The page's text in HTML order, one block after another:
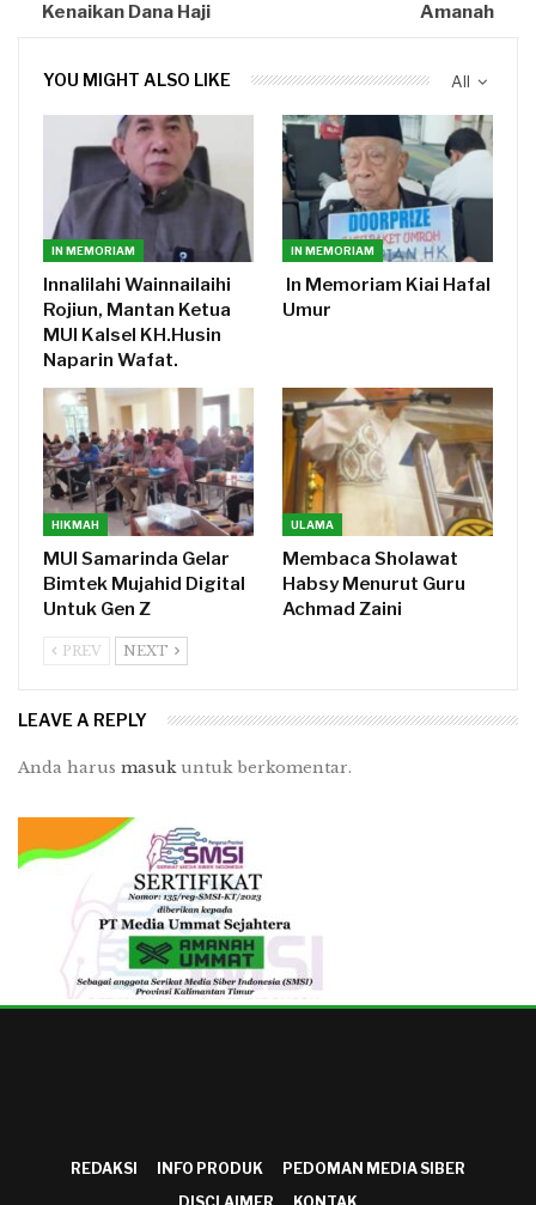
Kenaikan Dana Haji
Amanah
All
YOU MIGHT ALSO LIKE
IN MEMORIAM
Innalilahi Wainnailaihi
Rojiun, Mantan Ketua
MUI Kalsel KH.Husin
Naparin Wafat.
IN MEMORIAM
In Memoriam Kiai Hafal
Umur
HIKMAH
MUI Samarinda Gelar
Bimtek Mujahid Digital
Untuk Gen Z
ULAMA
Membaca Sholawat
Habsy Menurut Guru
Achmad Zaini
PREV NEXT
LEAVE A REPLY
Anda harus masukuntuk berkomentar.
REDAKSI INFO PRODUK
PEDOMAN MEDIA SIBER